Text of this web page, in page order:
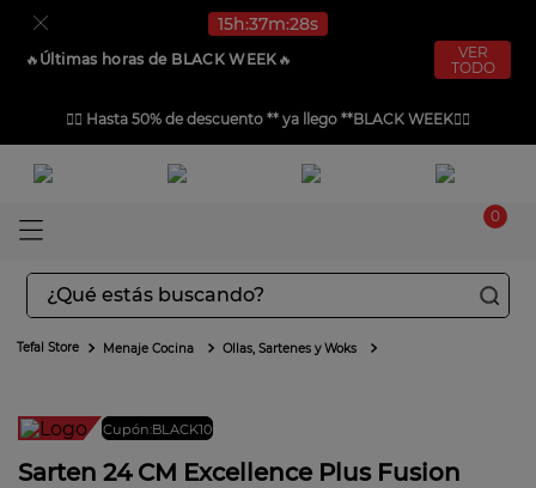
15h 37m 28s
🔥​ Últimas horas de BLACK WEEK 🔥​
VER
TODO
❤️‍🔥 Hasta 50% de descuento ** ya llego **BLACK WEEK❤️‍🔥
0
¿Qué estás buscando?
Menaje Cocina Ollas, Sartenes y Woks
Cupón:BLACK10
Sarten 24 CM Excellence Plus Fusion
TÉRMINOS MÁS BUSCADOS
2.
sarten
3.
ingenio